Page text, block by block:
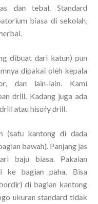
dan tebal. Standard
biasa di sekolah,
dibuat dari katun) pun
dipakai oleh kepala
dan lain-lain. Kami
drill. Kadang juga ada
atau hisofy drill.
(satu kantong di dada
bawah). Panjang jas
baju biasa. Pakaian
ke bagian paha. Bisa
di bagian kantong
ukuran standard tidak